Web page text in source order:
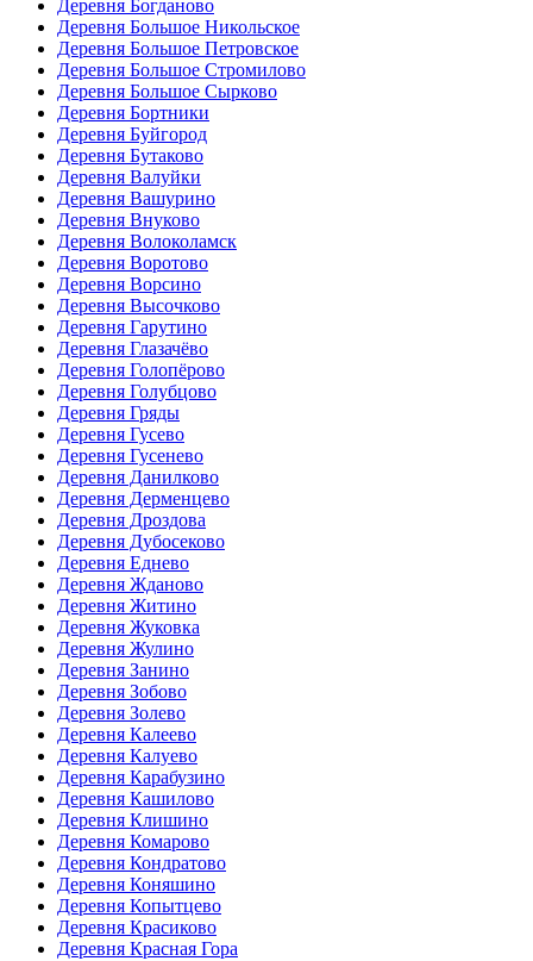
Деревня Богданово
Деревня Большое Никольское
Деревня Большое Петровское
Деревня Большое Стромилово
Деревня Большое Сырково
Деревня Бортники
Деревня Буйгород
Деревня Бутаково
Деревня Валуйки
Деревня Вашурино
Деревня Внуково
Деревня Волоколамск
Деревня Воротово
Деревня Ворсино
Деревня Высочково
Деревня Гарутино
Деревня Глазачёво
Деревня Голопёрово
Деревня Голубцово
Деревня Гряды
Деревня Гусево
Деревня Гусенево
Деревня Данилково
Деревня Дерменцево
Деревня Дроздова
Деревня Дубосеково
Деревня Еднево
Деревня Жданово
Деревня Житино
Деревня Жуковка
Деревня Жулино
Деревня Занино
Деревня Зобово
Деревня Золево
Деревня Калеево
Деревня Калуево
Деревня Карабузино
Деревня Кашилово
Деревня Клишино
Деревня Комарово
Деревня Кондратово
Деревня Коняшино
Деревня Копытцево
Деревня Красиково
Деревня Красная Гора